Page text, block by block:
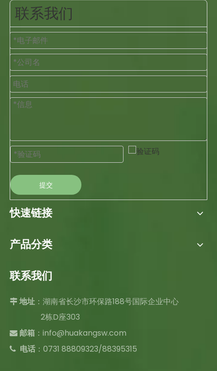
联系我们
提交
快速链接
产品分类
联系我们
 地址 ：湖南省长沙市环保路188号国际企业中心
2栋D座303
 邮箱 ： info@huakangsw.com
 电话 ：0731 88809323/88395315